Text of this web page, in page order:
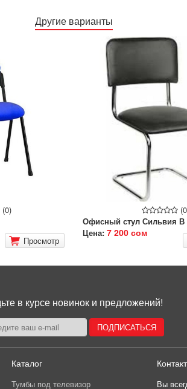
Другие варианты
(0)
Просмотр
Офисный стул Сильвия В
Цена: 7 200 сом
в курсе новинок и предложений!
Каталог
Тумбы под телевизор Вы